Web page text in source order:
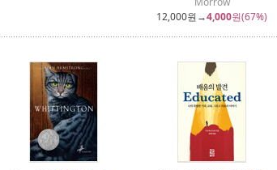
12,000원→4,000원(67%)